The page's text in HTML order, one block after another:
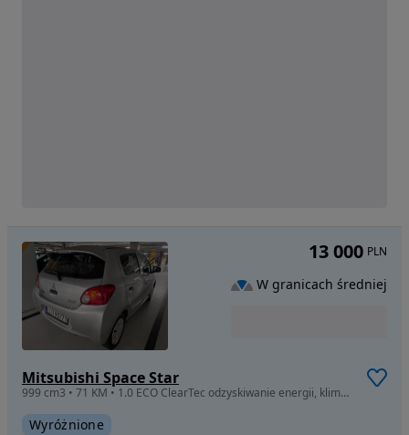
Mitsubishi Space Star
999 cm3 • 71 KM • 1.0 ECO ClearTec odzyskiwanie energii, klimatyzacja, elektryka 5 drzwi
Wyróżnione
13 000 PLN
W granicach średniej